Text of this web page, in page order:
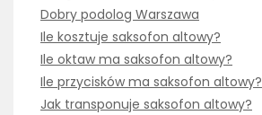
Dobry podolog Warszawa
Ile kosztuje saksofon altowy?
Ile oktaw ma saksofon altowy?
Ile przycisków ma saksofon altowy?
Jak transponuje saksofon altowy?